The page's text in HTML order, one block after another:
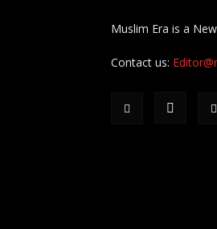
Muslim Era is a
Contact us: